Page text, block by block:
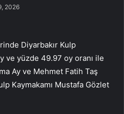
2026
Diyarbakır Kulp
ve yüzde 49.97 oy oranı ile
Ay ve Mehmet Fatih Taş
Kaymakamı Mustafa Gözlet